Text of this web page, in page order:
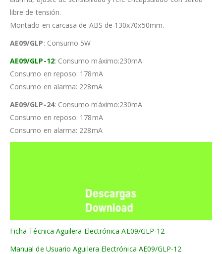
libre de tensión.
Montado en carcasa de ABS de 130x70x50mm.
AE09/GLP: Consumo 5W
AE09/GLP-12: Consumo máximo:230mA
Consumo en reposo: 178mA
Consumo en alarma: 228mA
AE09/GLP-24: Consumo máximo:230mA
Consumo en reposo: 178mA
Consumo en alarma: 228mA
Ficha Técnica Aguilera Electrónica AE09/GLP-12
Manual de Usuario Aguilera Electrónica AE09/GLP-12